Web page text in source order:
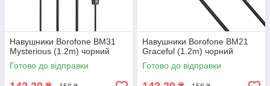
Навушники Borofone BM31
Mysterious (1.2m) чорний
Готово до відправки
Навушники Borofone BM21
Graceful (1.2m) чорний
Готово до відправки